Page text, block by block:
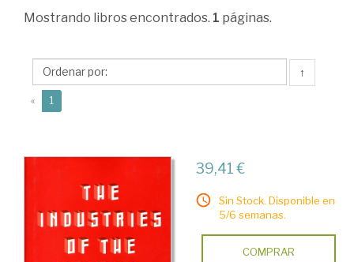
Ross,
Mostrando libros encontrados. 1 páginas.
↑
« 1
39,41 €
Sin Stock. Disponible en
5/6 semanas.
COMPRAR